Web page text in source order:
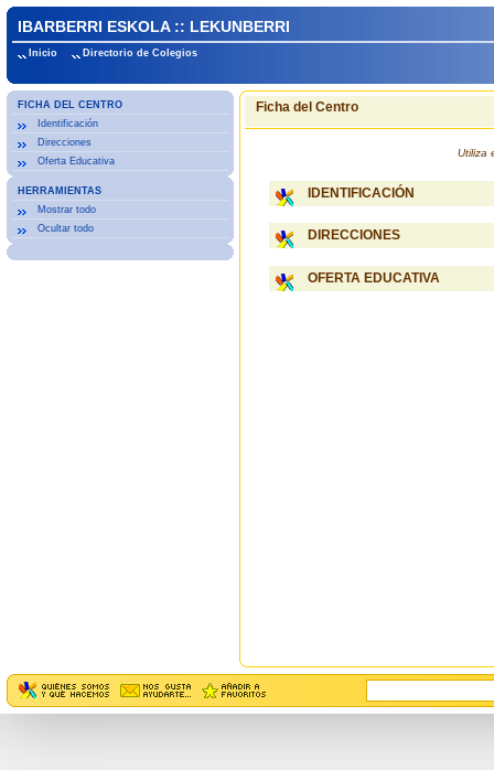
IBARBERRI ESKOLA :: LEKUNBERRI
Inicio Directorio de Colegios
FICHA DEL CENTRO
Identificación
Direcciones
Oferta Educativa
HERRAMIENTAS
Mostrar todo
Ocultar todo
Ficha del Centro
Utiliza
IDENTIFICACIÓN
DIRECCIONES
OFERTA EDUCATIVA